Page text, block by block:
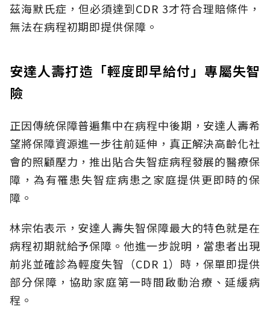
茲海默氏症，但必須達到CDR 3才符合理賠條件，
無法在病程初期即提供保障。
安達人壽打造「輕度即早給付」專屬失智
險
正因傳統保障普遍集中在病程中後期，安達人壽希
望將保障資源進一步往前延伸，真正解決高齡化社
會的照顧壓力，推出貼合失智症病程發展的醫療保
障，為有罹患失智症病患之家庭提供更即時的保
障。
林宗佑表示，安達人壽失智保障最大的特色就是在
病程初期就給予保障。他進一步說明，當患者出現
前兆並確診為輕度失智（CDR 1）時，保單即提供
部分保障，協助家庭第一時間啟動治療、延緩病
程。